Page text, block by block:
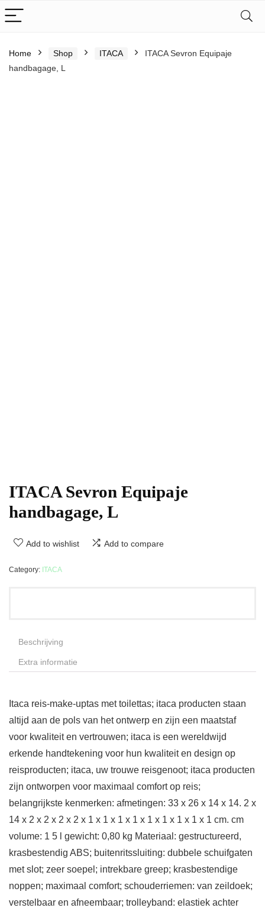
Home Shop ITACA
ITACA Sevron Equipaje
handbagage, L
ITACA Sevron Equipaje
handbagage, L
Add to wishlist Add to compare
Category: ITACA
Beschrijving
Extra informatie
Itaca reis-make-uptas met toilettas; itaca producten staan
altijd aan de pols van het ontwerp en zijn een maatstaf
voor kwaliteit en vertrouwen; itaca is een wereldwijd
erkende handtekening voor hun kwaliteit en design op
reisproducten; itaca, uw trouwe reisgenoot; itaca producten
zijn ontworpen voor maximaal comfort op reis;
belangrijkste kenmerken: afmetingen: 33 x 26 x 14 x 14. 2 x
14 x 2 x 2 x 2 x 2 x 1 x 1 x 1 x 1 x 1 x 1 x 1 x 1 x 1 cm. cm
volume: 1 5 l gewicht: 0,80 kg Materiaal: gestructureerd,
krasbestendig ABS; buitenritssluiting: dubbele schuifgaten
met slot; zeer soepel; intrekbare greep; krasbestendige
noppen; maximaal comfort; schouderriemen: van zeildoek;
verstelbaar en afneembaar; trolleyband: elastiek achter